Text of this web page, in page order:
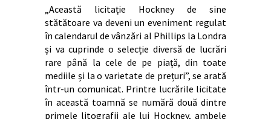
„Această licitație Hockney de sine
stătătoare va deveni un eveniment regulat
în calendarul de vânzări al Phillips la Londra
și va cuprinde o selecție diversă de lucrări
rare până la cele de pe piață, din toate
mediile și la o varietate de prețuri”, se arată
într-un comunicat. Printre lucrările licitate
în această toamnă se numără două dintre
primele litografii ale lui Hockney, ambele